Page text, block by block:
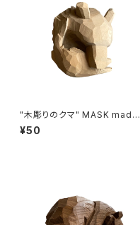
"木彫りのクマ" MASK made i
n HOKKAIDO (ホオノキ)
¥50